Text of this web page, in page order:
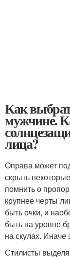
Как
мужчине.
лица?
Оправа может
скрыть
помнить о
крупнее черты
быть очки, и
быть на уровне
на скулах. Иначе
Стилисты